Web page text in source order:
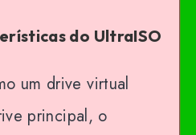
do UltraISO
um drive virtual
principal, o